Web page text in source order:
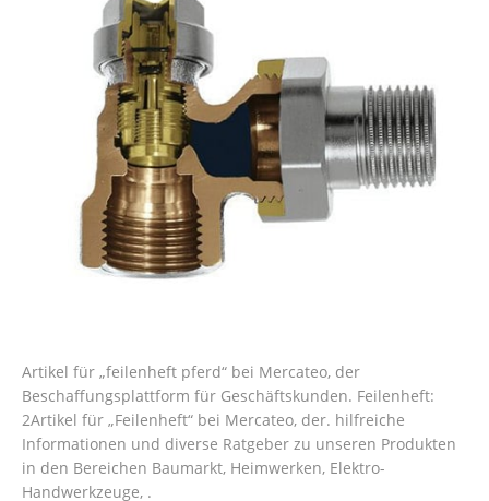
Artikel für „feilenheft pferd“ bei Mercateo, der
Beschaffungsplattform für Geschäftskunden. Feilenheft:
2Artikel für „Feilenheft“ bei Mercateo, der. hilfreiche
Informationen und diverse Ratgeber zu unseren Produkten
in den Bereichen Baumarkt, Heimwerken, Elektro-
Handwerkzeuge, .